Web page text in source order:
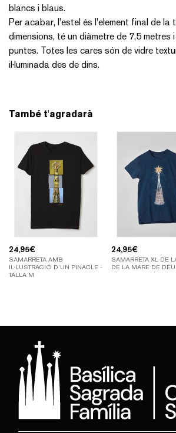
blancs i blaus.
Per acabar, l'estel és l'element final de la
dimensions, té un diàmetre de 7,5
puntes. Totes les cares són de vidre
il·luminada des de dins.
També t'agradarà
24,95€
SAMARRETA AMB
IL·LUSTRACIÓ D’UN PINACLE -
TALLA M
24,95€
SAMARRETA XL DE
DE LA MARE DE DÉU